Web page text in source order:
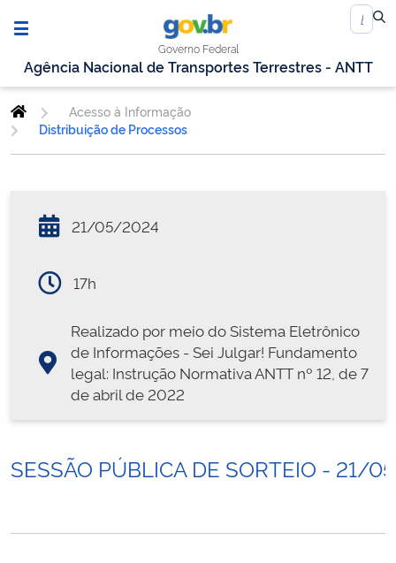
Governo Federal
Agência Nacional de Transportes Terrestres - ANTT
Acesso à Informação
Distribuição de Processos
21/05/2024
17h
Realizado por meio do Sistema Eletrônico
de Informações - Sei Julgar! Fundamento
legal: Instrução Normativa ANTT nº 12, de 7
de abril de 2022
SESSÃO PÚBLICA DE SORTEIO - 21/